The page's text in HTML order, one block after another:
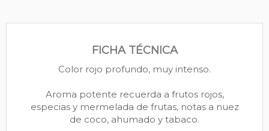
FICHA TÉCNICA
Color rojo profundo, muy intenso.
Aroma potente recuerda a frutos rojos,
especias y mermelada de frutas, notas a nuez
de coco, ahumado y tabaco.